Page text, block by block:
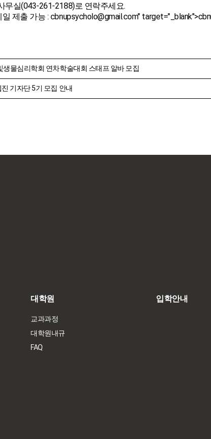
무실(043-261-2188)로 연락주세요.
제출 가능 : cbnupsycholo@gmail.com" target="_blank">
생물심리학회 연차학술대회 스태프 알바 모집
기자단 5기 모집 안내
대학원
교과과정
대학원내규
FAQ
입학안내